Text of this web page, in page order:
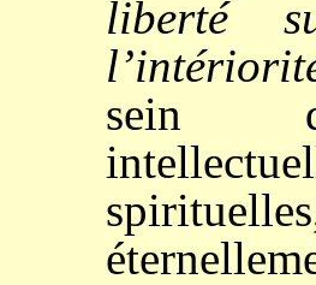
liberté
sein